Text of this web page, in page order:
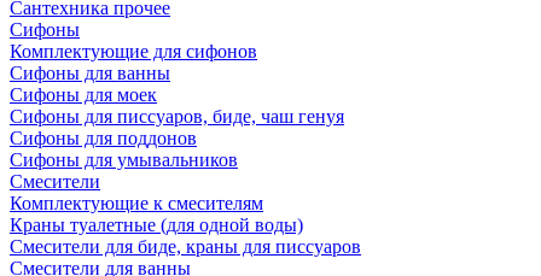
Сантехника прочее
Сифоны
Комплектующие для сифонов
Сифоны для ванны
Сифоны для моек
Сифоны для писсуаров, биде, чаш генуя
Сифоны для поддонов
Сифоны для умывальников
Смесители
Комплектующие к смесителям
Краны туалетные (для одной воды)
Смесители для биде, краны для писсуаров
Смесители для ванны